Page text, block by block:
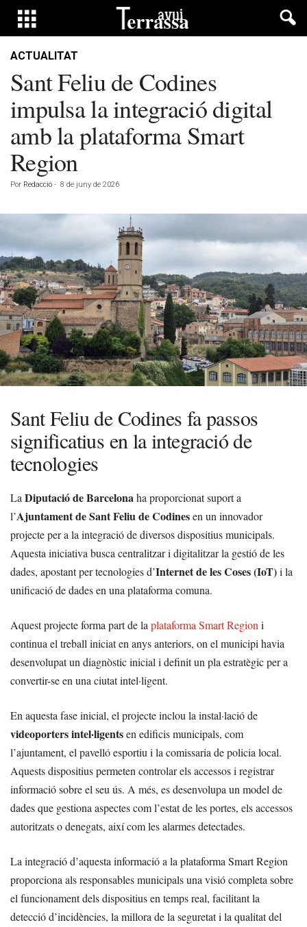
ACTUALITAT
Sant Feliu de Codines
impulsa la integració digital
amb la plataforma Smart
Region
Por Redacció - 8 de juny de 2026
Sant Feliu de Codines fa passos
significatius en la integració de
tecnologies
La Diputació de Barcelonaha proporcionat suport a
l’Ajuntament de Sant Feliu de Codinesen un innovador
projecte per a la integració de diversos dispositius municipals.
Aquesta iniciativa busca centralitzar i digitalitzar la gestió de les
dades, apostant per tecnologies d’Internet de les Coses (IoT)i la
unificació de dades en una plataforma comuna.
Aquest projecte forma part de la plataforma Smart Region i
continua el treball iniciat en anys anteriors, on el municipi havia
desenvolupat un diagnòstic inicial i definit un pla estratègic per a
convertir-se en una ciutat intel·ligent.
En aquesta fase inicial, el projecte inclou la instal·lació de
videoporters intel·ligentsen edificis municipals, com
l’ajuntament, el pavelló esportiu i la comissaria de policia local.
Aquests dispositius permeten controlar els accessos i registrar
informació sobre el seu ús. A més, es desenvolupa un model de
dades que gestiona aspectes com l’estat de les portes, els accessos
autoritzats o denegats, així com les alarmes detectades.
La integració d’aquesta informació a la plataforma Smart Region
proporciona als responsables municipals una visió completa sobre
el funcionament dels dispositius en temps real, facilitant la
detecció d’incidències, la millora de la seguretat i la qualitat del